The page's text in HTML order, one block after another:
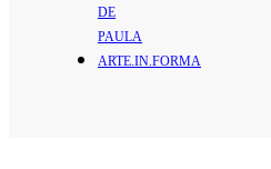
DE
PAULA
ARTE.IN.FORMA